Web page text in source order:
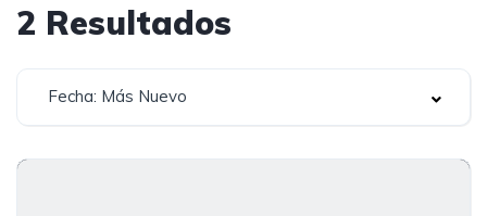
2 Resultados
Fecha: Más Nuevo